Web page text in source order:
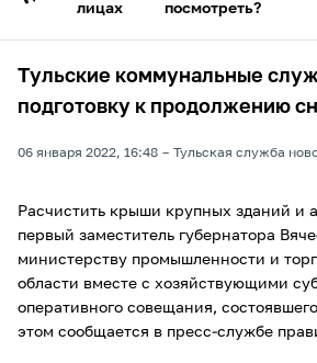
лицах
посмотреть?
Тульские коммунальные
подготовку к продолжению
06 января 2022, 16:48 Тульская служба
Расчистить крыши крупных зданий и
первый заместитель губернатора
министерству промышленности и
области вместе с хозяйствующими
оперативного совещания,
этом сообщается в пресс-службе